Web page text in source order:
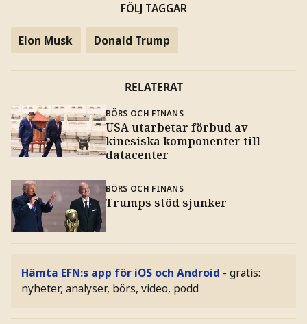
FÖLJ TAGGAR
Elon Musk Donald Trump
RELATERAT
BÖRS OCH FINANS
USA utarbetar förbud av
kinesiska komponenter till
datacenter
BÖRS OCH FINANS
Trumps stöd sjunker
Hämta EFN:s app för iOS och Android - gratis:
nyheter, analyser, börs, video, podd